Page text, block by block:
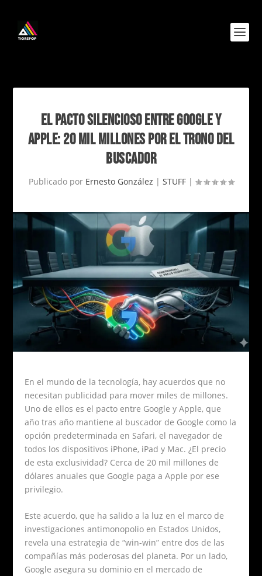
EL PACTO SILENCIOSO ENTRE GOOGLE Y
APPLE: 20 MIL MILLONES POR EL TRONO DEL
BUSCADOR
Publicado por Ernesto González | STUFF|
En el mundo de la tecnología, hay acuerdos que no
necesitan publicidad para mover miles de millones.
Uno de ellos es el pacto entre Google y Apple, que
año tras año mantiene al buscador de Google como la
opción predeterminada en Safari, el navegador de
todos los dispositivos iPhone, iPad y Mac. ¿El precio
de esta exclusividad? Cerca de 20 mil millones de
dólares anuales que Google paga a Apple por ese
privilegio.
Este acuerdo, que ha salido a la luz en el marco de
investigaciones antimonopolio en Estados Unidos,
revela una estrategia de “win-win” entre dos de las
compañías más poderosas del planeta. Por un lado,
Google asegura su dominio en el mercado de